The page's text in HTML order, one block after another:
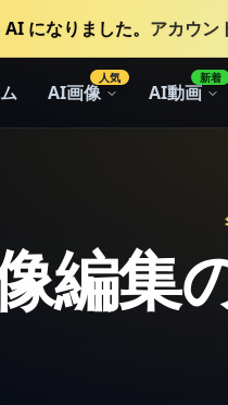
になりました。 アカウン
AI画像
人気
AI動画
新着
編集